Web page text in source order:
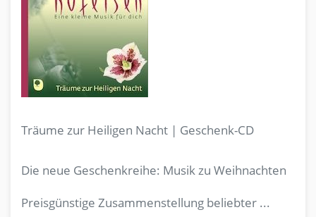
Träume zur Heiligen Nacht | Geschenk-CD
Die neue Geschenkreihe: Musik zu Weihnachten
Preisgünstige Zusammenstellung beliebter ...